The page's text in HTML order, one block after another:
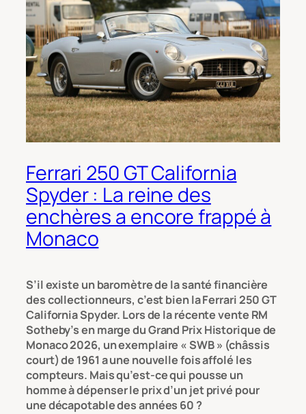
Ferrari 250 GT California
Spyder : La reine des
enchères a encore frappé à
Monaco
S’il existe un baromètre de la santé financière
des collectionneurs, c’est bien la Ferrari 250 GT
California Spyder. Lors de la récente vente RM
Sotheby’s en marge du Grand Prix Historique de
Monaco 2026, un exemplaire « SWB » (châssis
court) de 1961 a une nouvelle fois affolé les
compteurs. Mais qu’est-ce qui pousse un
homme à dépenser le prix d’un jet privé pour
une décapotable des années 60 ?